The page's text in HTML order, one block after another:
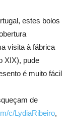
estes bolos
visita à fábrica
XIX), pude
é muito fácil
de
c/LydiaRibeiro,